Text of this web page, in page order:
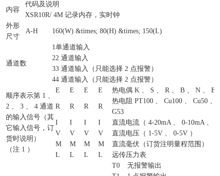
内容
代码及说明
XSR10R/ 4M 记录内存，实时钟
外形
尺寸
A-H 160(W) &times; 80(H) &times; 150(L)
通道数
1单通道输入
22 通道输入
33 通道输入（只能选择 2 点报警）
44 通道输入（只能选择 2 点报警）
顺序表示第 1 、
2 、 3 、 4 通道
的输入信号（其
它输入信号，订
货时说明）
（注 1 ）
E E E E 热电偶 K 、 S 、 R 、 B 、 N 、 E
R R R R
热电阻 PT100 、 Cu100 、 Cu50
G53
I
I I I
直流电流（ 4-20mA 、 0-10mA 、
V
V V V
直流电压（ 1-5V 、 0-5V ）
M
M M M
直流毫伏（订货注明量程范围）
L
L L L
远传压力表
T0
无报警输出